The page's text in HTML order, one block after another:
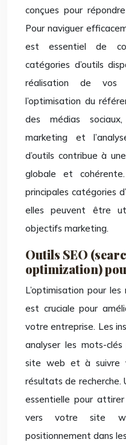
conçues pour
Pour naviguer
est essentiel de
catégories d’outils
réalisation de vos
l’optimisation du
des médias
marketing et
d’outils contribue à
globale et
principales catégories
elles peuvent être
objectifs marketing.
Outils SEO
optimization)
L’optimisation pour les
est cruciale pour
votre entreprise. Les
analyser les mots-
site web et à suivre
résultats de recherche.
essentielle pour
vers votre site
positionnement dans